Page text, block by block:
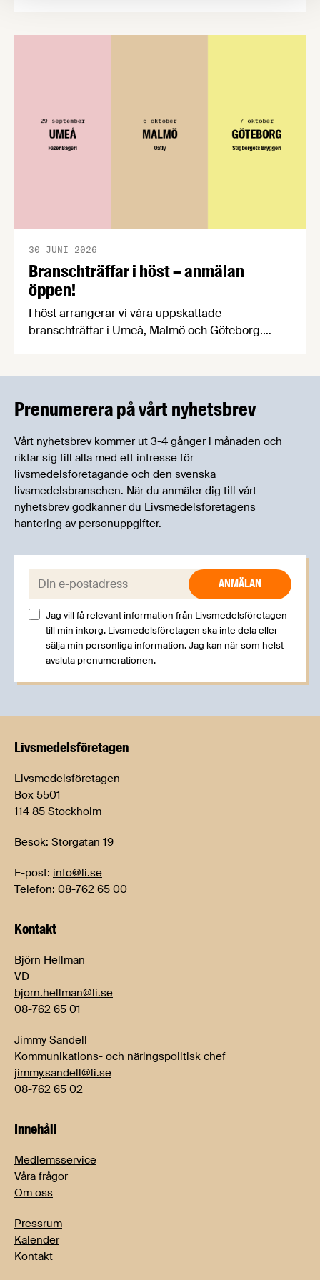
konsumentmaktsdirektivet. Livsmedelsföretagen
Branschträffar i höst – anmälan
öppen!
30 JUNI 2026
I höst arrangerar vi våra uppskattade
branschträffar i Umeå, Malmö och Göteborg.
kan träffa branschkollegor och utbyta
Prenumerera på vårt nyhetsbrev
Vårt nyhetsbrev kommer ut 3-4 gånger i månaden och
riktar sig till alla med ett intresse för
livsmedelsföretagande och den svenska
livsmedelsbranschen. När du anmäler dig till vårt
nyhetsbrev godkänner du Livsmedelsföretagens
hantering av personuppgifter.
E-post:
Jag vill få relevant information från Livsmedelsföretagen
till min inkorg. Livsmedelsföretagen ska inte dela eller
sälja min personliga information. Jag kan när som helst
avsluta prenumerationen.
Livsmedels­företagen
Livsmedelsföretagen
Box 5501
114 85 Stockholm
Besök: Storgatan 19
E-post: info@li.se
Telefon: 08-762 65 00
Kontakt
Björn Hellman
VD
bjorn.hellman@li.se
08-762 65 01
Jimmy Sandell
Kommunikations- och näringspolitisk chef
jimmy.sandell@li.se
08-762 65 02
Innehåll
Medlemsservice
Våra frågor
Om oss
Pressrum
Kalender
Kontakt